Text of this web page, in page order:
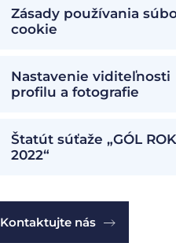
Zásady používania
cookie
Nastavenie viditeľnosti
profilu a fotografie
Štatút súťaže „GÓL
2022“
Kontaktujte nás